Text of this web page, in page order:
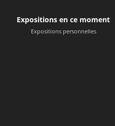
Expositions en ce moment
Expositions personnelles